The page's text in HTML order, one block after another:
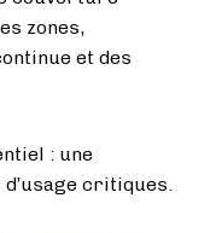
zones,
et des
: une
critiques.